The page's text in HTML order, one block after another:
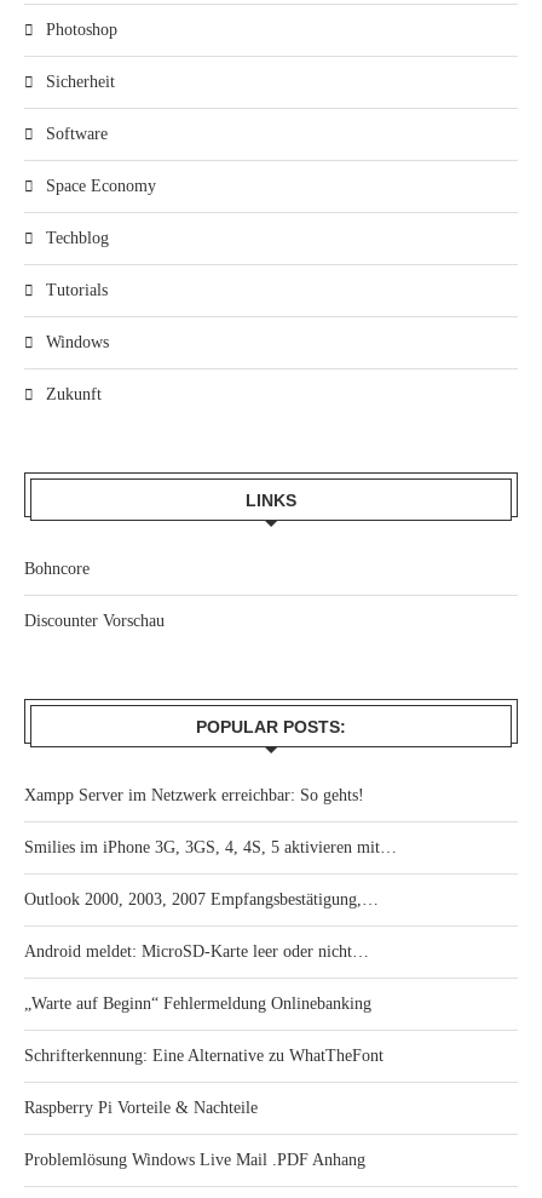
Photoshop
Sicherheit
Software
Space Economy
Techblog
Tutorials
Windows
Zukunft
LINKS
Bohncore
Discounter Vorschau
POPULAR POSTS:
Xampp Server im Netzwerk erreichbar: So gehts!
Smilies im iPhone 3G, 3GS, 4, 4S, 5 aktivieren mit…
Outlook 2000, 2003, 2007 Empfangsbestätigung,…
Android meldet: MicroSD-Karte leer oder nicht…
„Warte auf Beginn“ Fehlermeldung Onlinebanking
Schrifterkennung: Eine Alternative zu WhatTheFont
Raspberry Pi Vorteile & Nachteile
Problemlösung Windows Live Mail .PDF Anhang